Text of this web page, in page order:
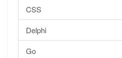
CSS
Delphi
Go